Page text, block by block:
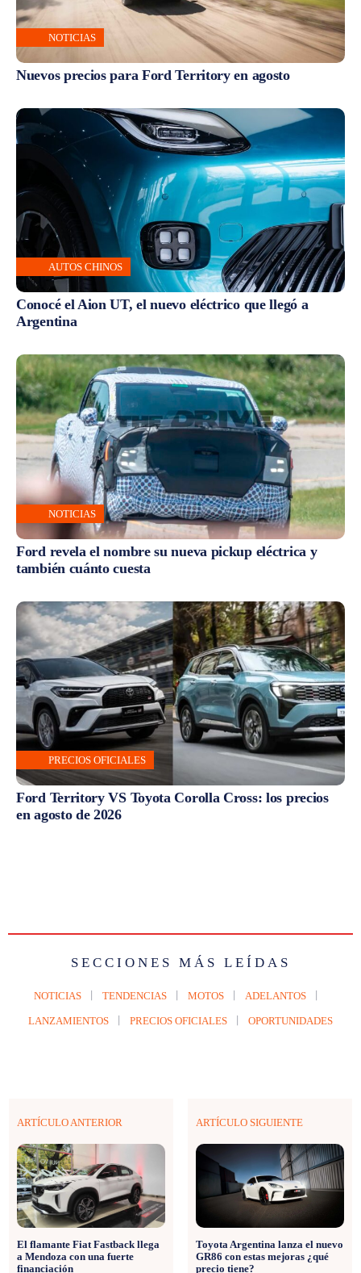
NOTICIAS
Nuevos precios para Ford Territory en agosto
AUTOS CHINOS
Conocé el Aion UT, el nuevo eléctrico que llegó a
Argentina
NOTICIAS
Ford revela el nombre su nueva pickup eléctrica y
también cuánto cuesta
PRECIOS OFICIALES
Ford Territory VS Toyota Corolla Cross: los precios
en agosto de 2026
SECCIONES MÁS LEÍDAS
NOTICIAS TENDENCIAS MOTOS ADELANTOS
LANZAMIENTOS PRECIOS OFICIALES OPORTUNIDADES
ARTÍCULO ANTERIOR
El flamante Fiat Fastback llega
a Mendoza con una fuerte
financiación
ARTÍCULO SIGUIENTE
Toyota Argentina lanza el nuevo
GR86 con estas mejoras ¿qué
precio tiene?